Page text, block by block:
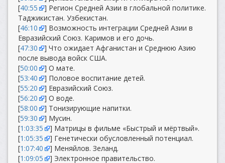
[40:55
] Регион Средней Азии в глобальной политике.
Таджикистан. Узбекистан.
[46:10
] Возможность интеграции Средней Азии в
Евразийский Союз. Каримов и его дочь.
[47:30
] Что ожидает Афганистан и Среднюю Азию
после вывода войск США.
[50:00
] О мате.
[53:40
] Половое воспитание детей.
[55:20
] Евразийский Союз.
[56:20
] О воде.
[58:00
] Тонизирующие напитки.
[59:30
] Мусин.
[1:03:35
] Матрицы в фильме «Быстрый и мёртвый».
[1:05:35
] Генетически обусловленный потенциал.
[1:07:40
] Меняйлов. Зеланд.
[1:09:05
] Электронное правительство.